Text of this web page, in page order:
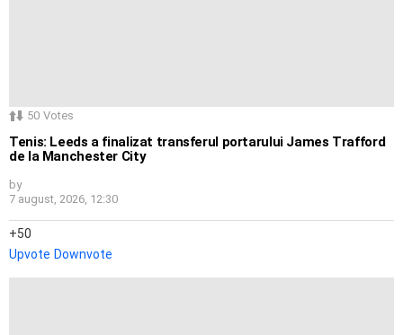
50 Votes
Tenis: Leeds a finalizat transferul portarului James Trafford
de la Manchester City
by
7 august, 2026, 12:30
50
Upvote Downvote